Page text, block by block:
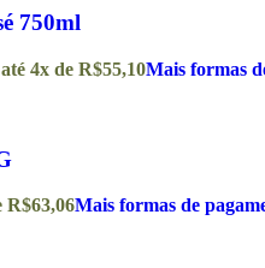
750ml
4x de R$55,10Mais formas
R$63,06Mais formas de